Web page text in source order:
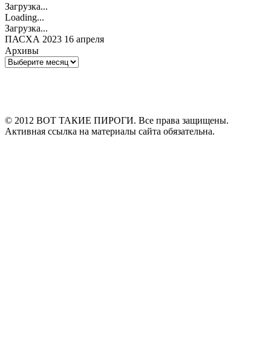
Загрузка...
Loading...
Загрузка...
ПАСХА 2023 16 апреля
Архивы
Архивы
© 2012 ВОТ ТАКИЕ ПИРОГИ. Все права защищены.
Активная ссылка на материалы сайта обязательна.